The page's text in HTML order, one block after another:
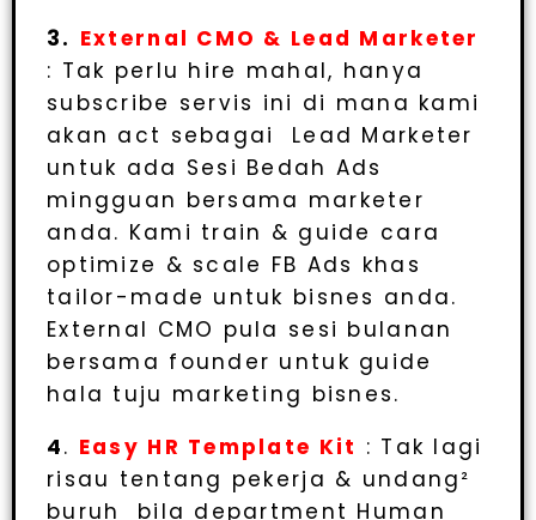
3. External CMO & Lead Marketer
: Tak perlu hire mahal, hanya
subscribe servis ini di mana kami
akan act sebagai Lead Marketer
untuk ada Sesi Bedah Ads
mingguan bersama marketer
anda. Kami train & guide cara
optimize & scale FB Ads khas
tailor-made untuk bisnes anda.
External CMO pula sesi bulanan
bersama founder untuk guide
hala tuju marketing bisnes.
4. Easy HR Template Kit : Tak lagi
risau tentang pekerja & undang²
buruh bila department Human